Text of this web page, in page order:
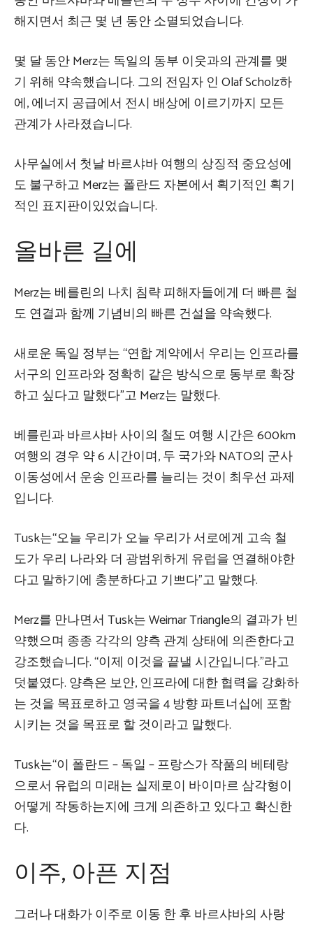
해지면서 최근 몇 년 동안 소멸되었습니다.
몇 달 동안 Merz는 독일의 동부 이웃과의 관계를 맺
기 위해 약속했습니다. 그의 전임자 인 Olaf Scholz하
에, 에너지 공급에서 전시 배상에 이르기까지 모든
관계가 사라졌습니다.
사무실에서 첫날 바르샤바 여행의 상징적 중요성에
도 불구하고 Merz는 폴란드 자본에서 획기적인 획기
적인 표지판이있었습니다.
올바른 길에
Merz는 베를린의 나치 침략 피해자들에게 더 빠른 철
도 연결과 함께 기념비의 빠른 건설을 약속했다.
새로운 독일 정부는 “연합 계약에서 우리는 인프라를
서구의 인프라와 정확히 같은 방식으로 동부로 확장
하고 싶다고 말했다”고 Merz는 말했다.
베를린과 바르샤바 사이의 철도 여행 시간은 600km
여행의 경우 약 6 시간이며, 두 국가와 NATO의 군사
이동성에서 운송 인프라를 늘리는 것이 최우선 과제
입니다.
Tusk는“오늘 우리가 오늘 우리가 서로에게 고속 철
도가 우리 나라와 더 광범위하게 유럽을 연결해야한
다고 말하기에 충분하다고 기쁘다”고 말했다.
Merz를 만나면서 Tusk는 Weimar Triangle의 결과가 빈
약했으며 종종 각각의 양측 관계 상태에 의존한다고
강조했습니다. “이제 이것을 끝낼 시간입니다.”라고
덧붙였다. 양측은 보안, 인프라에 대한 협력을 강화하
는 것을 목표로하고 영국을 4 방향 파트너십에 포함
시키는 것을 목표로 할 것이라고 말했다.
Tusk는“이 폴란드 – 독일 – 프랑스가 작품의 베테랑
으로서 유럽의 미래는 실제로이 바이마르 삼각형이
어떻게 작동하는지에 크게 의존하고 있다고 확신한
다.
이주, 아픈 지점
그러나 대화가 이주로 이동 한 후 바르샤바의 사랑